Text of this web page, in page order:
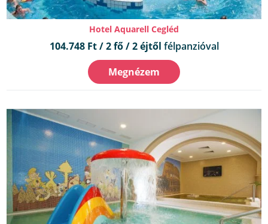
Hotel Aquarell Cegléd
104.748 Ft / 2 fő / 2 éjtől félpanzióval
Megnézem